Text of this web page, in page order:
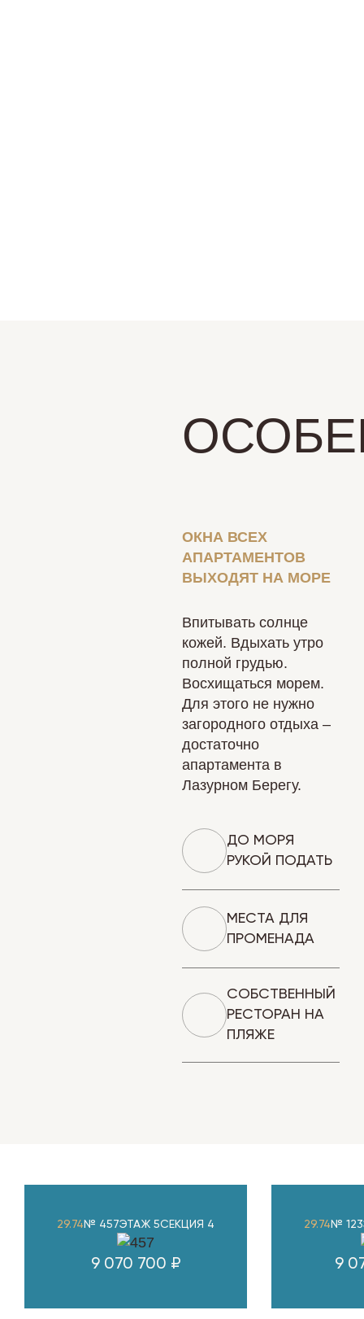
ОКНА ВСЕХ
АПАРТАМЕНТОВ
ВЫХОДЯТ НА МОРЕ
Впитывать солнце
кожей. Вдыхать утро
полной грудью.
Восхищаться морем.
Для этого не нужно
загородного отдыха –
достаточно
апартамента в
Лазурном Берегу.
ДО МОРЯ
РУКОЙ ПОДАТЬ
МЕСТА ДЛЯ
ПРОМЕНАДА
СОБСТВЕННЫЙ
РЕСТОРАН НА
ПЛЯЖЕ
29.74 № 457ЭТАЖ 5СЕКЦИЯ 4
9 070 700 ₽
29.74 № 123
9